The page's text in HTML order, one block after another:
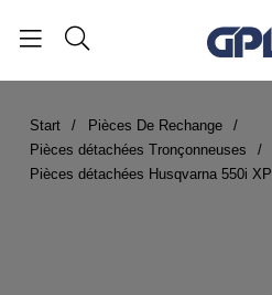
Start
Pièces De Rechange
Pièces détachées Tronçonneuses
Pièces détachées Husqvarna 550i XP